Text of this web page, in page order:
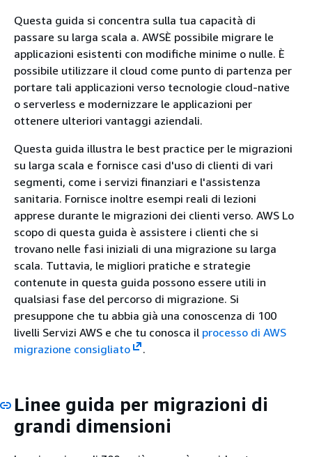
Questa guida si concentra sulla tua capacità di
passare su larga scala a. AWSÈ possibile migrare le
applicazioni esistenti con modifiche minime o nulle. È
possibile utilizzare il cloud come punto di partenza per
portare tali applicazioni verso tecnologie cloud-native
o serverless e modernizzare le applicazioni per
ottenere ulteriori vantaggi aziendali.
Questa guida illustra le best practice per le migrazioni
su larga scala e fornisce casi d'uso di clienti di vari
segmenti, come i servizi finanziari e l'assistenza
sanitaria. Fornisce inoltre esempi reali di lezioni
apprese durante le migrazioni dei clienti verso. AWS Lo
scopo di questa guida è assistere i clienti che si
trovano nelle fasi iniziali di una migrazione su larga
scala. Tuttavia, le migliori pratiche e strategie
contenute in questa guida possono essere utili in
qualsiasi fase del percorso di migrazione. Si
presuppone che tu abbia già una conoscenza di 100
livelli Servizi AWS e che tu conosca il processo di AWS
migrazione consigliato
.
Linee guida per migrazioni di
grandi dimensioni